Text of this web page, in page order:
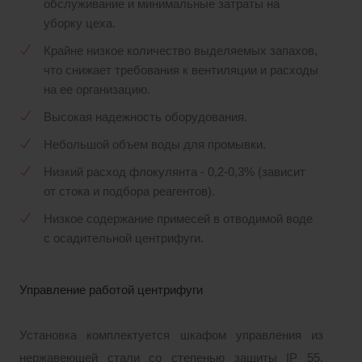
обслуживание и минимальные затраты на
уборку цеха.
Крайне низкое количество выделяемых запахов,
что снижает требования к вентиляции и расходы
на ее организацию.
Высокая надежность оборудования.
Небольшой объем воды для промывки.
Низкий расход флокулянта - 0,2-0,3% (зависит
от стока и подбора реагентов).
Низкое содержание примесей в отводимой воде
с осадительной центрифуги.
Управление работой центрифуги
Установка комплектуется шкафом управления из
нержавеющей стали со степенью защиты IP 55,